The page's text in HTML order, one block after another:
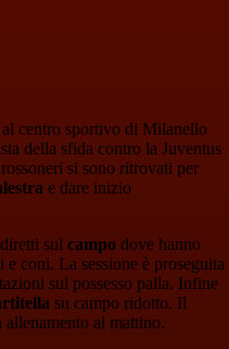
centro sportivo di Milanello
della sfida contro la Juventus
si sono ritrovati per
e dare inizio
sul campo dove hanno
coni. La sessione è proseguita
sul possesso palla. Infine
su campo ridotto. Il
al mattino.